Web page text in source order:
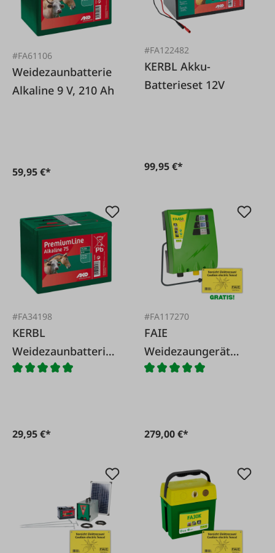
#FA61106
Weidezaunbatterie
Alkaline 9 V, 210 Ah
59,95 €*
#FA122482
KERBL Akku-
Batterieset 12V
99,95 €*
#FA34198
KERBL
Weidezaunbatterie
Alkaline 9 V, 75 Ah
29,95 €*
#FA117270
FAIE
Weidezaungerät
FA450 DigiPro -
279,00 €*